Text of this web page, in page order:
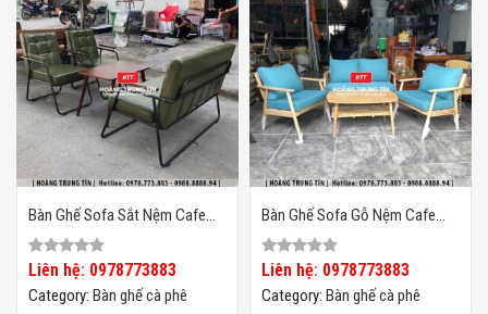
Bàn Ghế Sofa Sắt Nệm Cafe
HTT04
Liên hệ: 0978773883
Category: Bàn ghế cà phê
Bàn Ghế Sofa Gỗ Nệm Cafe
HTT20
Liên hệ: 0978773883
Category: Bàn ghế cà phê